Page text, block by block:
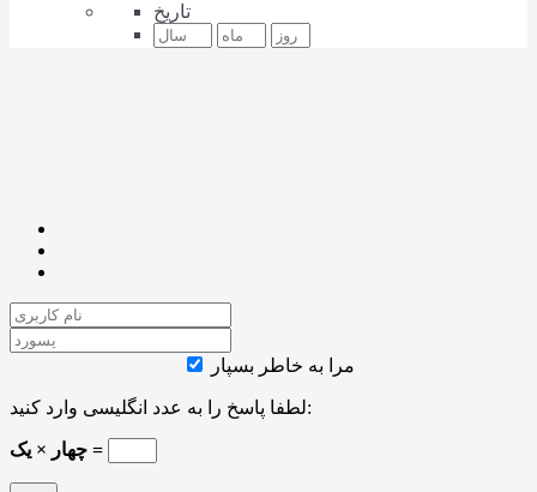
تاریخ
مرا به خاطر بسپار
لطفا پاسخ را به عدد انگلیسی وارد کنید:
چهار × یک =